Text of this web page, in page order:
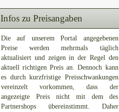
Infos zu Preisangaben
Die auf unserem Portal angegebenen
Preise werden mehrmals täglich
aktualisiert und zeigen in der Regel den
aktuell richtigen Preis an. Dennoch kann
es durch kurzfristige Preisschwankungen
vereinzelt vorkommen, dass der
angezeigte Preis nicht mit dem des
Partnershops übereinstimmt. Daher